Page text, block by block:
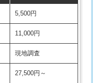
38,500円
22,000円
16,500円
現場見積
22,000円+材料費
5,500円
11,000円
現地調査
27,500円～